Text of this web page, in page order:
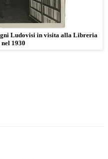
Ludovisi in visita alla Libreria
1930